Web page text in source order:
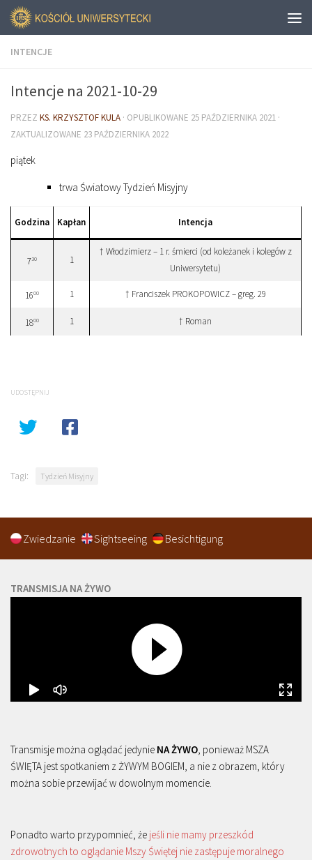
INTENCJE
Intencje na 2021-10-29
PRZEZ KS. KRZYSZTOF KULA · OPUBLIKOWANE 25 PAŹDZIERNIKA 2021 ·
ZAKTUALIZOWANE 23 PAŹDZIERNIKA 2022
piątek
trwa Światowy Tydzień Misyjny
Godzina Kapłan Intencja
730 1
† Włodzimierz – 1 r. śmierci (od koleżanek i kolegów z
Uniwersytetu)
1600 1 † Franciszek PROKOPOWICZ – greg. 29
1800 1 † Roman
UDOSTĘPNIJ
Tagi: Tydzień Misyjny
Zwiedzanie Sightseeing Besichtigung
TRANSMISJA NA ŻYWO
Transmisje można oglądać jedynie NA ŻYWO , ponieważ MSZA
ŚWIĘTA jest spotkaniem z ŻYWYM BOGIEM, a nie z obrazem, który
można sobie przewijać w dowolnym momencie.
Ponadto warto przypomnieć, że jeśli nie mamy przeszkód
zdrowotnych to oglądanie Mszy Świętej nie zastępuje moralnego